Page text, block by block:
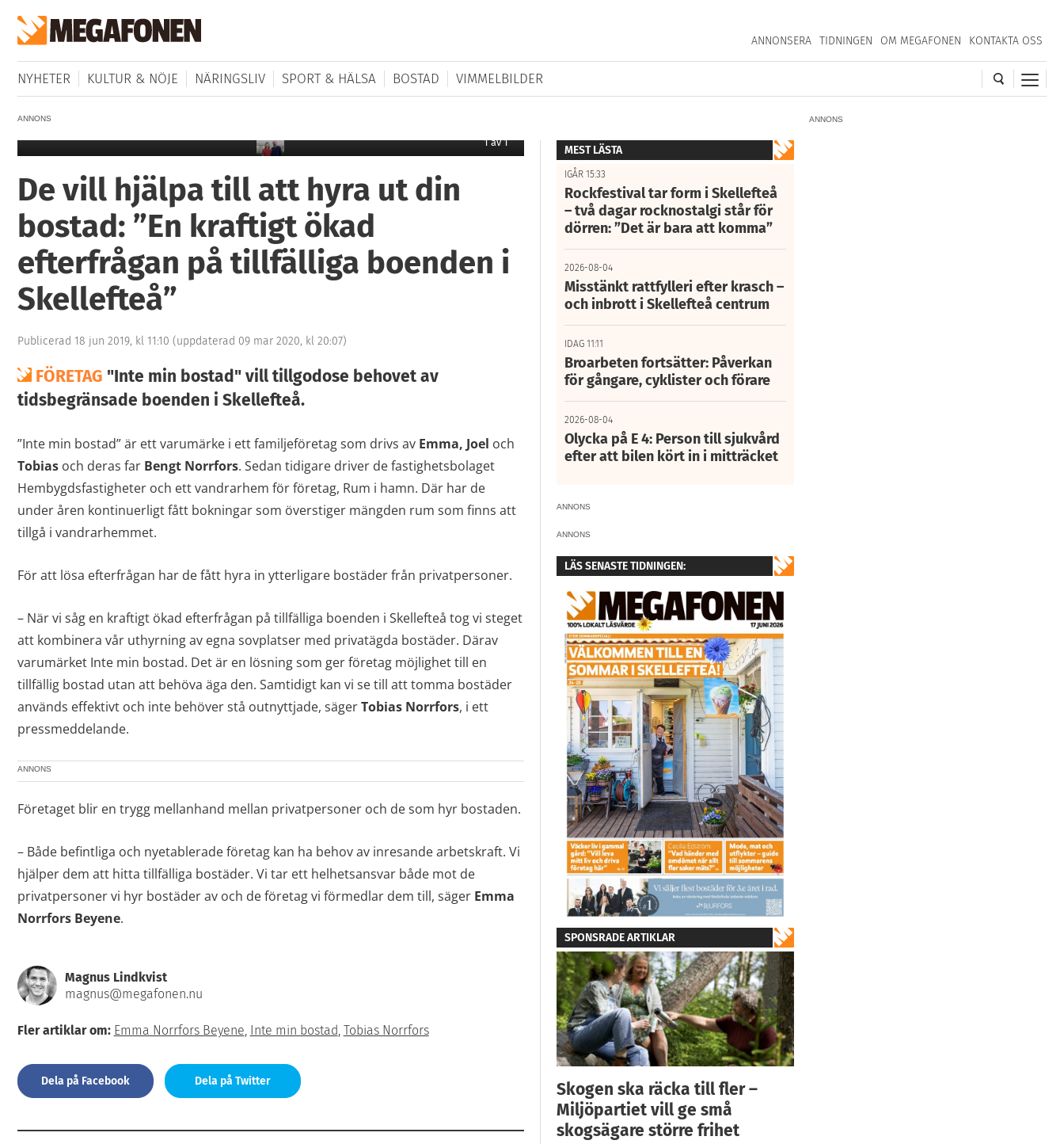
ANNONSERA TIDNINGEN OM MEGAFONEN KONTAKTA OSS
NYHETER KULTUR & NÖJE NÄRINGSLIV SPORT & HÄLSA BOSTAD VIMMELBILDER
ANNONS
ANNONS
1av1
De vill hjälpa till att hyra ut din
bostad: ”En kraftigt ökad
efterfrågan på tillfälliga boenden i
Skellefteå”
Publicerad 18 jun 2019, kl 11:10 (uppdaterad 09 mar 2020, kl 20:07)
FÖRETAG "Inte min bostad" vill tillgodose behovet av
tidsbegränsade boenden i Skellefteå.
”Inte min bostad” är ett varumärke i ett familjeföretag som drivs av Emma, Joel och
Tobiasoch deras far Bengt Norrfors. Sedan tidigare driver de fastighetsbolaget
Hembygdsfastigheter och ett vandrarhem för företag, Rum i hamn. Där har de
under åren kontinuerligt fått bokningar som överstiger mängden rum som finns att
tillgå i vandrarhemmet.
För att lösa efterfrågan har de fått hyra in ytterligare bostäder från privatpersoner.
– När vi såg en kraftigt ökad efterfrågan på tillfälliga boenden i Skellefteå tog vi steget
att kombinera vår uthyrning av egna sovplatser med privatägda bostäder. Därav
varumärket Inte min bostad. Det är en lösning som ger företag möjlighet till en
tillfällig bostad utan att behöva äga den. Samtidigt kan vi se till att tomma bostäder
används effektivt och inte behöver stå outnyttjade, sägerTobias Norrfors, i ett
pressmeddelande.
ANNONS
Företaget blir en trygg mellanhand mellan privatpersoner och de som hyr bostaden.
– Både befintliga och nyetablerade företag kan ha behov av inresande arbetskraft. Vi
hjälper dem att hitta tillfälliga bostäder. Vi tar ett helhetsansvar både mot de
privatpersoner vi hyr bostäder av och de företag vi förmedlar dem till, säger Emma
Norrfors Beyene.
Magnus Lindkvist
magnus@megafonen.nu
Fler artiklar om: Emma Norrfors Beyene, Inte min bostad, Tobias Norrfors
Dela på Facebook Dela på Twitter
MEST LÄSTA
IGÅR 15:33
Rockfestival tar form i Skellefteå
– två dagar rocknostalgi står för
dörren: ”Det är bara att komma”
2026-08-04
Misstänkt rattfylleri efter krasch –
och inbrott i Skellefteå centrum
IDAG 11:11
Broarbeten fortsätter: Påverkan
för gångare, cyklister och förare
2026-08-04
Olycka på E 4: Person till sjukvård
efter att bilen kört in i mitträcket
ANNONS
ANNONS
LÄS SENASTE TIDNINGEN:
SPONSRADE ARTIKLAR
Skogen ska räcka till fler –
Miljöpartiet vill ge små
skogsägare större frihet